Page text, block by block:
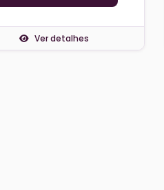
Ver detalhes